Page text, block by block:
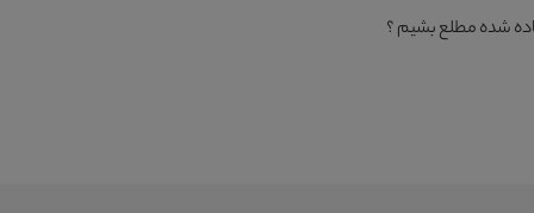
شده مطلع بشیم ؟